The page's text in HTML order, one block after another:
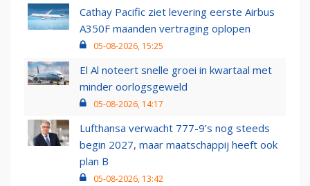
Cathay Pacific ziet levering eerste Airbus
A350F maanden vertraging oplopen
05-08-2026, 15:25
El Al noteert snelle groei in kwartaal met
minder oorlogsgeweld
05-08-2026, 14:17
Lufthansa verwacht 777-9’s nog steeds
begin 2027, maar maatschappij heeft ook
plan B
05-08-2026, 13:42